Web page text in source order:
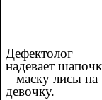
Дефектолог
надевает
– маску лисы на
девочку.